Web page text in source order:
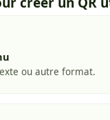
ou autre format.